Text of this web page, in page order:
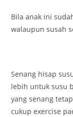
Bila anak ini
walaupun susah
Senang hisap
lebih untuk susu
yang senang
cukup exercise